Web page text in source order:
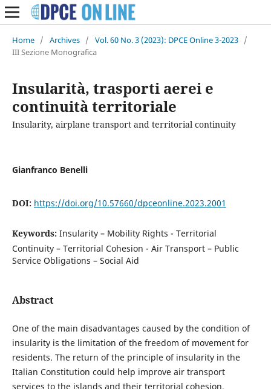
Home / Archives / Vol. 60 No. 3 (2023): DPCE Online 3-2023 /
III Sezione Monografica
Insularità, trasporti aerei e
continuità territoriale
Insularity, airplane transport and territorial continuity
Gianfranco Benelli
DOI: https://doi.org/10.57660/dpceonline.2023.2001
Keywords: Insularity – Mobility Rights - Territorial
Continuity – Territorial Cohesion - Air Transport – Public
Service Obligations – Social Aid
Abstract
One of the main disadvantages caused by the condition of
insularity is the limitation of the freedom of movement for
residents. The return of the principle of insularity in the
Italian Constitution could help improve air transport
services to the islands and their territorial cohesion.